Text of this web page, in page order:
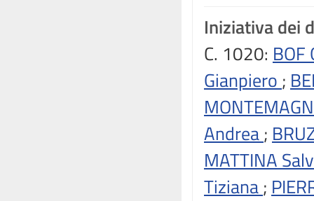
Iniziativa dei
C. 1020:
Gianpiero ;
Andrea;
MATTINA
Tiziana;